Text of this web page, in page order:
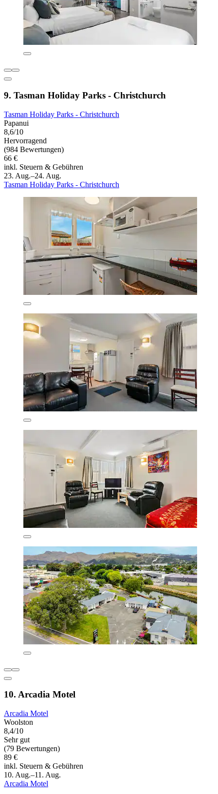
9. Tasman Holiday Parks - Christchurch
Tasman Holiday Parks - Christchurch
Papanui
8,6/10
Hervorragend
(984 Bewertungen)
66 €
inkl. Steuern & Gebühren
23. Aug.–24. Aug.
Tasman Holiday Parks - Christchurch
10. Arcadia Motel
Arcadia Motel
Woolston
8,4/10
Sehr gut
(79 Bewertungen)
89 €
inkl. Steuern & Gebühren
10. Aug.–11. Aug.
Arcadia Motel